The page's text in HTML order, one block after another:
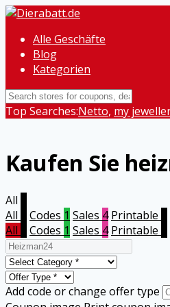
Alle Geschäfte
Blog
Kategorien
Top Searches:Netto, my
Kaufen Sie
All
All
Codes 1 Sales 4 Printable
All
Codes 1 Sales 4 Printable
Add code or change offer type